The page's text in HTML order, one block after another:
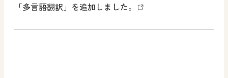
「多言語翻訳」を追加しました。